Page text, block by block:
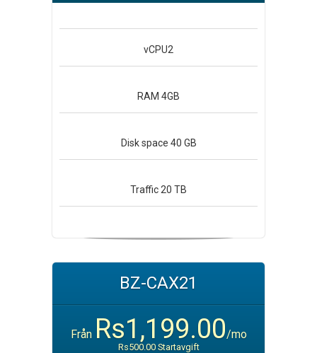
vCPU2
RAM 4GB
Disk space 40 GB
Traffic 20 TB
BZ-CAX21
Från Rs1,199.00/mo
Rs500.00 Startavgift